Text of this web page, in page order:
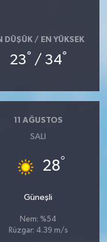
DÜŞÜK / EN YÜKSEK
23° / 34°
11 AĞUSTOS
SALI
28°
Güneşli
Nem: %54
Rüzgar: 4.39 m/s